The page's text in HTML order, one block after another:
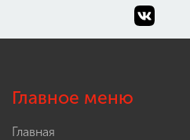
Главное меню
Главная